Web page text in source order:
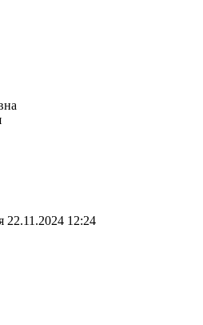
22.11.2024 12:24